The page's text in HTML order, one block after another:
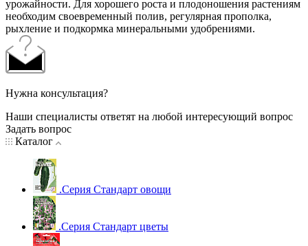
урожайности. Для хорошего роста и плодоношения растениям
необходим своевременный полив, регулярная прополка,
рыхление и подкормка минеральными удобрениями.
Нужна консультация?
Наши специалисты ответят на любой интересующий вопрос
Задать вопрос
Каталог
.Серия Стандарт овощи
.Серия Стандарт цветы